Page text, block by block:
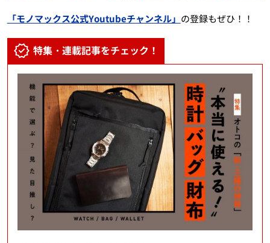
「モノマックス公式Youtubeチャンネル」 の登録もぜひ！！
特集・連載記事をチェック！